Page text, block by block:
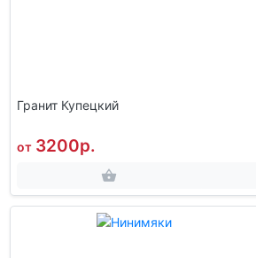
Гранит Купецкий
от 3200р.